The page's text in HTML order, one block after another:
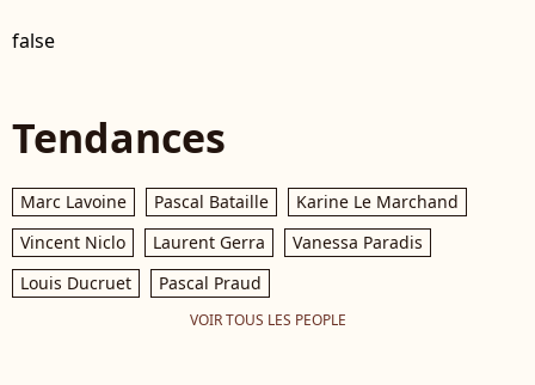
false
Tendances
Marc Lavoine Pascal Bataille
Karine Le Marchand
Vincent Niclo
Laurent Gerra
Vanessa Paradis
Louis Ducruet
Pascal Praud
VOIR TOUS LES PEOPLE